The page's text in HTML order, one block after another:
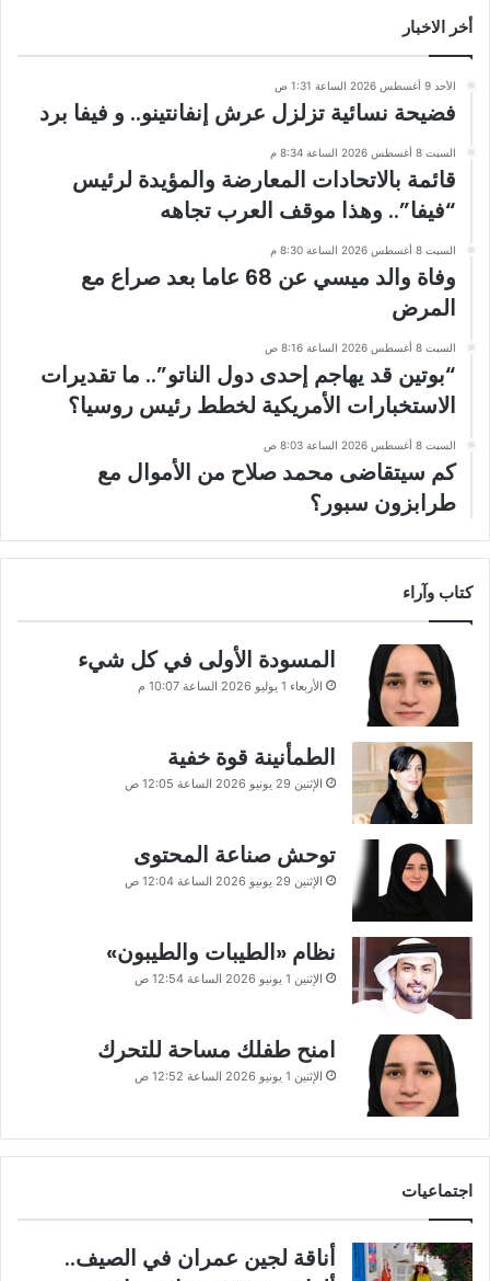
أخر الاخبار
الأحد 9 أغسطس 2026 الساعة 1:31 ص
فضيحة نسائية تزلزل عرش إنفانتينو.. و فيفا برد
السبت 8 أغسطس 2026 الساعة 8:34 م
قائمة بالاتحادات المعارضة والمؤيدة لرئيس
“فيفا”.. وهذا موقف العرب تجاهه
السبت 8 أغسطس 2026 الساعة 8:30 م
وفاة والد ميسي عن 68 عاما بعد صراع مع
المرض
السبت 8 أغسطس 2026 الساعة 8:16 ص
“بوتين قد يهاجم إحدى دول الناتو”.. ما تقديرات
الاستخبارات الأمريكية لخطط رئيس روسيا؟
السبت 8 أغسطس 2026 الساعة 8:03 ص
كم سيتقاضى محمد صلاح من الأموال مع
طرابزون سبور؟
كتاب وآراء
المسودة الأولى في كل شيء
الأربعاء 1 يوليو 2026 الساعة 10:07 م
الطمأنينة قوة خفية
الإثنين 29 يونيو 2026 الساعة 12:05 ص
توحش صناعة المحتوى
الإثنين 29 يونيو 2026 الساعة 12:04 ص
نظام «الطيبات والطيبون»
الإثنين 1 يونيو 2026 الساعة 12:54 ص
امنح طفلك مساحة للتحرك
الإثنين 1 يونيو 2026 الساعة 12:52 ص
اجتماعيات
أناقة لجين عمران في الصيف..